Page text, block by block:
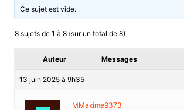
Ce sujet est vide.
8 sujets de 1 à 8 (sur un total de 8)
Auteur Messages
13 juin 2025 à 9h35
MMaxime9373